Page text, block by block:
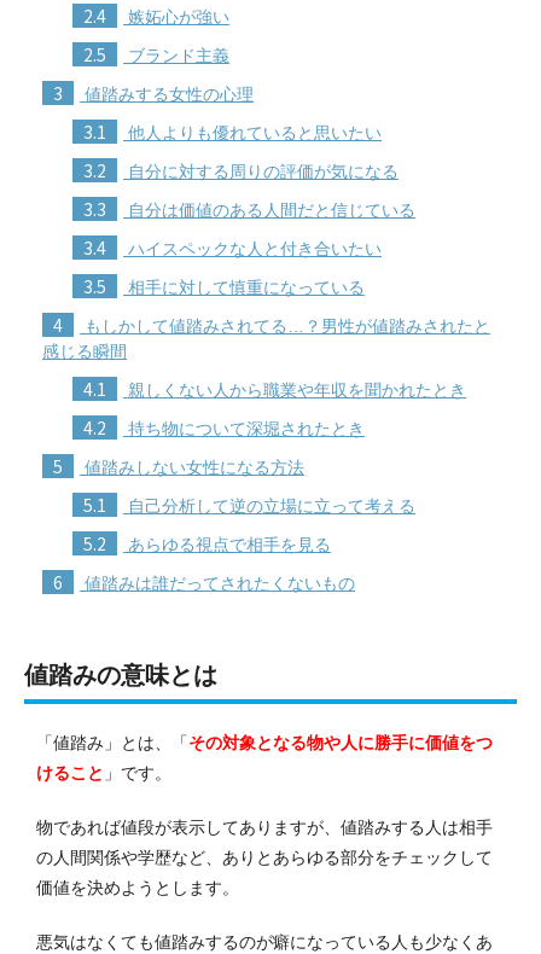
2.4 嫉妬心が強い
2.5 ブランド主義
3 値踏みする女性の心理
3.1 他人よりも優れていると思いたい
3.2 自分に対する周りの評価が気になる
3.3 自分は価値のある人間だと信じている
3.4 ハイスペックな人と付き合いたい
3.5 相手に対して慎重になっている
4
もしかして値踏みされてる…？男性が値踏みされたと
感じる瞬間
4.1 親しくない人から職業や年収を聞かれたとき
4.2 持ち物について深堀されたとき
5 値踏みしない女性になる方法
5.1 自己分析して逆の立場に立って考える
5.2 あらゆる視点で相手を見る
6 値踏みは誰だってされたくないもの
値踏みの意味とは
「値踏み」とは、「その対象となる物や人に勝手に価値をつ
けること 」です。
物であれば値段が表示してありますが、値踏みする人は相手
の人間関係や学歴など、ありとあらゆる部分をチェックして
価値を決めようとします。
悪気はなくても値踏みするのが癖になっている人も少なくあ